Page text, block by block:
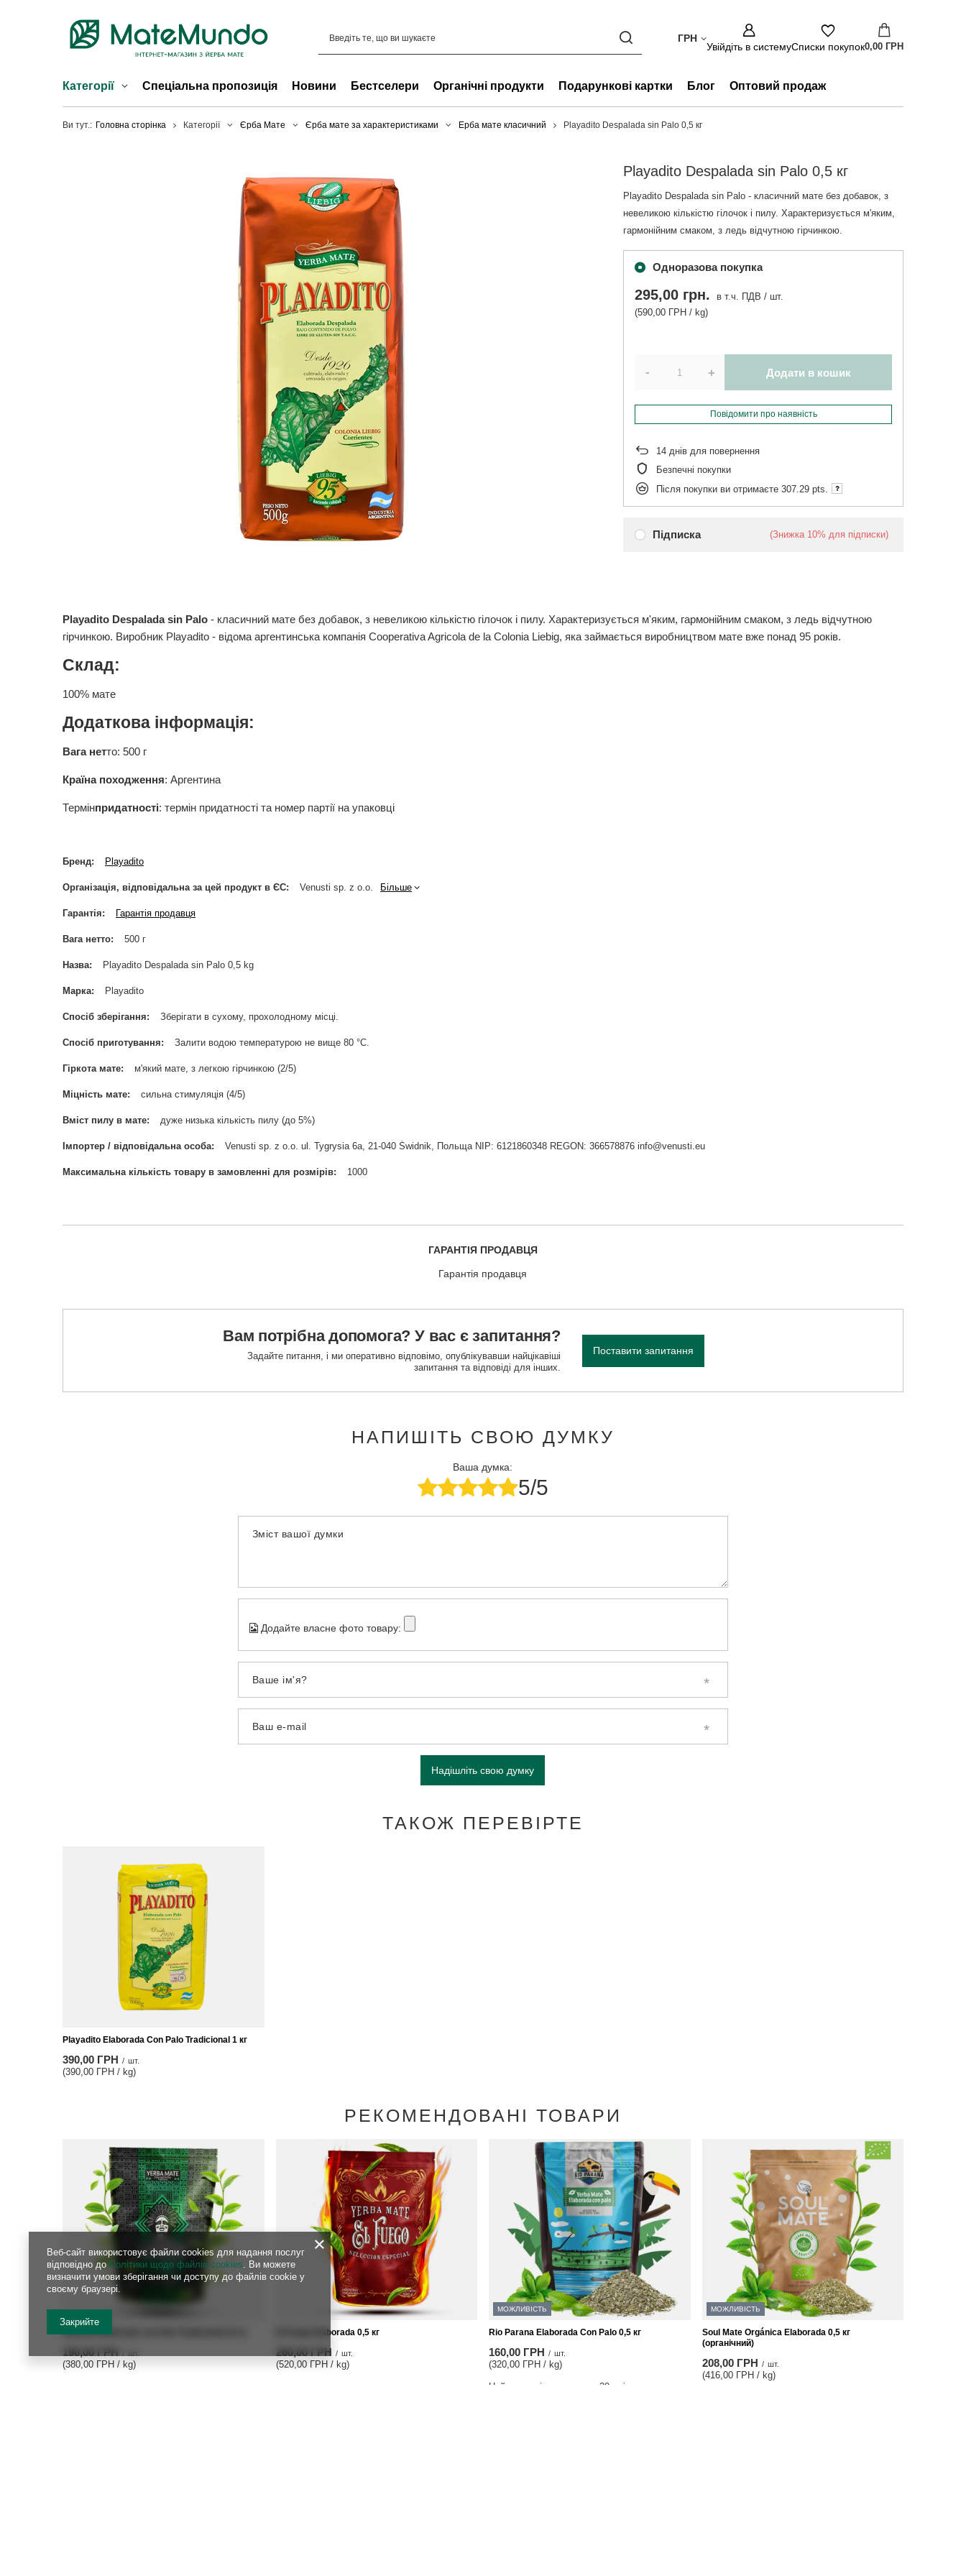
ГРН
Увійдіть в системуСписки покупок0,00 ГРН
Категорії Спеціальна пропозиція Новини Бестселери Органічні продукти Подарункові картки Блог Оптовий продаж
Ви тут.: Головна сторінка Категорії Єрба Мате Єрба мате за характеристиками Ерба мате класичний Playadito Despalada sin Palo 0,5 кг
Playadito Despalada sin Palo 0,5 кг
Playadito Despalada sin Palo - класичний мате без добавок, з
невеликою кількістю гілочок і пилу. Характеризується м'яким,
гармонійним смаком, з ледь відчутною гірчинкою.
Одноразова покупка
Підписка (Знижка 10% для підписки)
295,00 грн. в т.ч. ПДВ / шт.
(590,00 ГРН / kg)
- + Додати в кошик
Повідомити про наявність
14 днів для повернення
Безпечні покупки
Після покупки ви отримаєте307.29 pts.
Playadito Despalada sin Palo - класичний мате без добавок, з невеликою кількістю гілочок і пилу. Характеризується м'яким, гармонійним смаком, з ледь відчутною
гірчинкою. Виробник Playadito - відома аргентинська компанія Cooperativa Agricola de la Colonia Liebig, яка займається виробництвом мате вже понад 95 років.
Склад:
100% мате
Додаткова інформація:
Вага нетто: 500 г
Країна походження: Аргентина
Термінпридатності: термін придатності та номер партії на упаковці
Бренд Playadito
Організація, відповідальна за цей продукт в ЄС Venusti sp. z o.o. Більше
Гарантія Гарантія продавця
Вага нетто 500 г
Назва Playadito Despalada sin Palo 0,5 kg
Марка Playadito
Спосіб зберігання Зберігати в сухому, прохолодному місці.
Спосіб приготування Залити водою температурою не вище 80 °С.
Гіркота мате м'який мате, з легкою гірчинкою (2/5)
Міцність мате сильна стимуляція (4/5)
Вміст пилу в мате дуже низька кількість пилу (до 5%)
Імпортер / відповідальна особа Venusti sp. z o.o. ul. Tygrysia 6a, 21-040 Świdnik, Польща NIP: 6121860348 REGON: 366578876 info@venusti.eu
Максимальна кількість товару в замовленні для розмірів 1000
ГАРАНТІЯ ПРОДАВЦЯ
Гарантія продавця
Вам потрібна допомога? У вас є запитання?
Задайте питання, і ми оперативно відповімо, опублікувавши найцікавіші
запитання та відповіді для інших.
Поставити запитання
НАПИШІТЬ СВОЮ ДУМКУ
Ваша думка:
5/5
Зміст вашої думки
Додайте власне фото товару:
Ваше ім'я?
Ваш e-mail
Надішліть свою думку
ТАКОЖ ПЕРЕВІРТЕ
Playadito Elaborada Con Palo Tradicional 1 кг
390,00 ГРН / шт.
(390,00 ГРН / kg)
РЕКОМЕНДОВАНІ ТОВАРИ
Guarani Elaborada con Palo Tradicional 0,5 кг
190,00 ГРН шт.
(380,00 ГРН / kg)
El Fuego Elaborada 0,5 кг
260,00 ГРН / шт.
(520,00 ГРН / kg)
МОЖЛИВІСТЬ
Rio Parana Elaborada Con Palo 0,5 кг
160,00 ГРН / шт.
(320,00 ГРН / kg)
Найнижча ціна товару за 30 днів до
МОЖЛИВІСТЬ
Soul Mate Orgánica Elaborada 0,5 кг
(органічний)
208,00 ГРН / шт.
(416,00 ГРН / kg)
Веб-сайт використовує файли cookies для надання послуг
відповідно доПолітики щодо файлів cookies. Ви можете
визначити умови зберігання чи доступу до файлів cookie у
своєму браузері.
Закрийте